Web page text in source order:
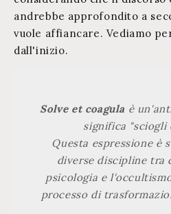
andrebbe approfondito a
vuole affiancare. Vediamo
dall'inizio.
Solve et coagula è
significa "sciogli
Questa espressione è
diverse discipline tra
psicologia e
processo di